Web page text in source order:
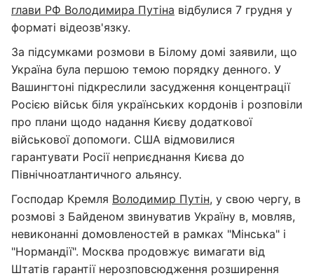
глави РФ Володимира Путіна відбулися 7 грудня у
форматі відеозв'язку.
За підсумками розмови в Білому домі заявили, що
Україна була першою темою порядку денного. У
Вашингтоні підкреслили засудження концентрації
Росією військ біля українських кордонів і розповіли
про плани щодо надання Києву додаткової
військової допомоги. США відмовилися
гарантувати Росії неприєднання Києва до
Північноатлантичного альянсу.
Господар Кремля Володимир Путін, у свою чергу, в
розмові з Байденом звинуватив Україну в, мовляв,
невиконанні домовленостей в рамках "Мінська" і
"Нормандії". Москва продовжує вимагати від
Штатів гарантії нерозповсюдження розширення